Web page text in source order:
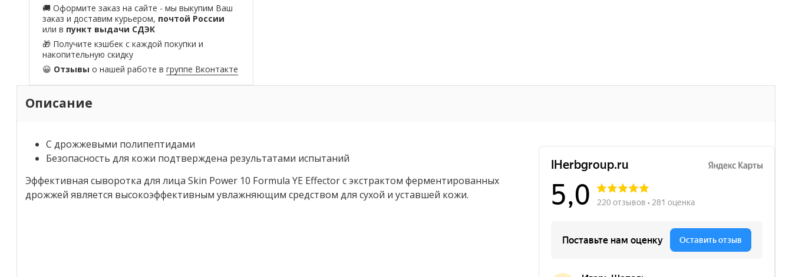
🚚 Оформите заказ на сайте - мы выкупим Ваш
заказ и доставим курьером, почтой России
или в пункт выдачи СДЭК
🎁 Получите кэшбек с каждой покупки и
накопительную скидку
😀 Отзывы о нашей работе вгруппе Вконтакте
Описание
С дрожжевыми полипептидами
Безопасность для кожи подтверждена результатами испытаний
Эффективная сыворотка для лица Skin Power 10 Formula YE Effector с экстрактом ферментированных
дрожжей является высокоэффективным увлажняющим средством для сухой и уставшей кожи.